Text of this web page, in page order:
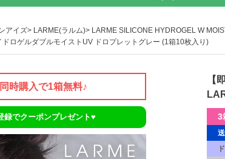
アイズ LARME(ラルム)
LARME SILICONE HYDROGEL W
ロゲルダブルモイストUV ドロプレットグレー (1箱10枚入り)
時購入で1箱無料♪
録でクーポンプレゼント♥
【
3